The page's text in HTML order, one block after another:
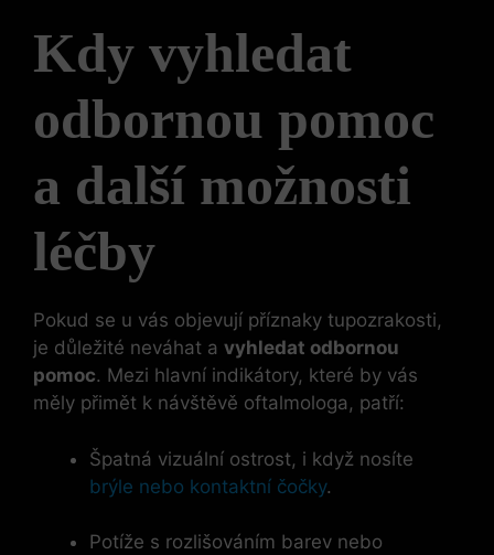
Kdy vyhledat
odbornou pomoc
a další možnosti
léčby
Pokud se u vás objevují příznaky tupozrakosti,
je důležité neváhat a vyhledat odbornou
pomoc. Mezi hlavní indikátory, které by vás
měly přimět k návštěvě oftalmologa, patří:
Špatná vizuální ostrost, i když nosíte
brýle nebo kontaktní čočky.
Potíže s rozlišováním barev nebo